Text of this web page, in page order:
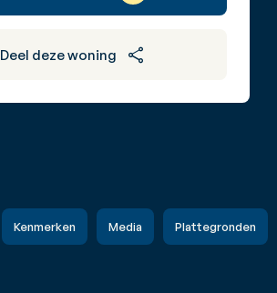
Deel deze woning
Kenmerken Media Plattegronden